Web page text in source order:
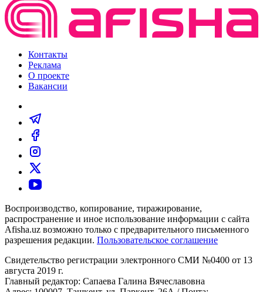
Контакты
Реклама
О проекте
Вакансии
Воспроизводство, копирование, тиражирование,
распространение и иное использование информации с сайта
Afisha.uz возможно только с предварительного письменного
разрешения редакции. Пользовательское соглашение
Свидетельство регистрации электронного СМИ №0400 от 13
августа 2019 г.
Главный редактор: Сапаева Галина Вячеславовна